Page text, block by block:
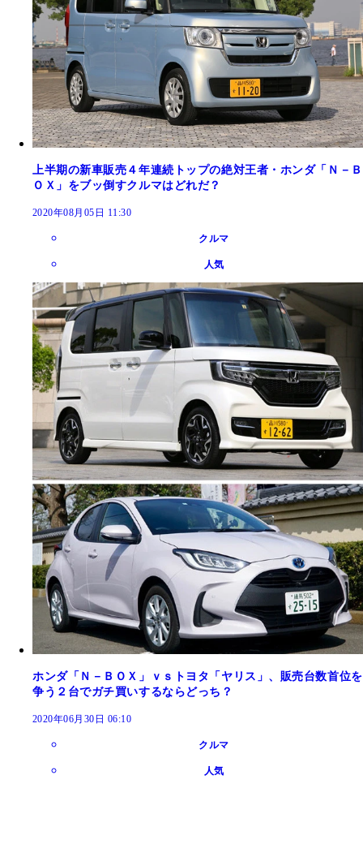
上半期の新車販売４年連続トップの絶対王者・ホンダ「Ｎ－Ｂ
ＯＸ」をブッ倒すクルマはどれだ？
2020年08月05日 11:30
クルマ
人気
ホンダ「Ｎ－ＢＯＸ」ｖｓトヨタ「ヤリス」、販売台数首位を
争う２台でガチ買いするならどっち？
2020年06月30日 06:10
クルマ
人気